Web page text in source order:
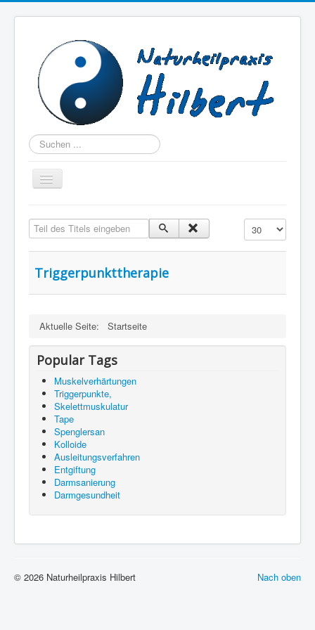
Suchen
Navigation
Über mich
Aktuelles
Links
Impressum
Datenschutzerklärung
Teil des Titels eingeben Anzeige #
Triggerpunkttherapie
Aktuelle Seite: Startseite
Popular Tags
Muskelverhärtungen
Triggerpunkte,
Skelettmuskulatur
Tape
Spenglersan
Kolloide
Ausleitungsverfahren
Entgiftung
Darmsanierung
Darmgesundheit
Nach oben
© 2026 Naturheilpraxis Hilbert